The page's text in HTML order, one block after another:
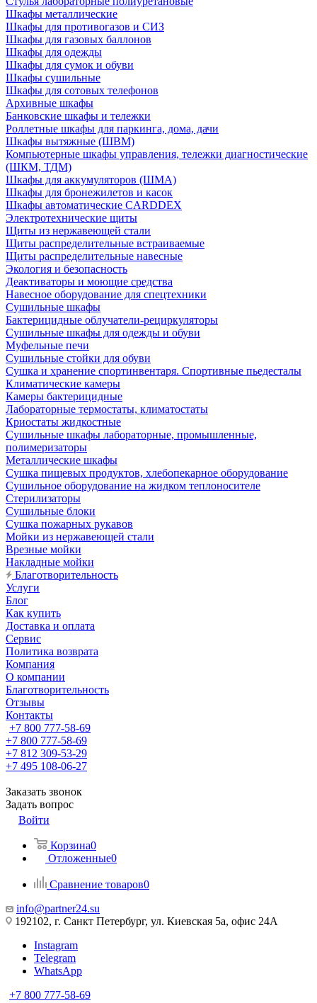
Шкафы металлические
Шкафы для противогазов и СИЗ
Шкафы для газовых баллонов
Шкафы для одежды
Шкафы для сумок и обуви
Шкафы сушильные
Шкафы для сотовых телефонов
Архивные шкафы
Банковские шкафы и тележки
Роллетные шкафы для паркинга, дома, дачи
Шкафы вытяжные (ШВМ)
Компьютерные шкафы управления, тележки диагностические
(ШКМ, ТДМ)
Шкафы для аккумуляторов (ШМА)
Шкафы для бронежилетов и касок
Шкафы автоматические CARDDEX
Электротехнические щиты
Щиты из нержавеющей стали
Щиты распределительные встраиваемые
Щиты распределительные навесные
Экология и безопасность
Деактиваторы и моющие средства
Навесное оборудование для спецтехники
Сушильные шкафы
Бактерицидные облучатели-рециркуляторы
Сушильные шкафы для одежды и обуви
Муфельные печи
Сушильные стойки для обуви
Сушка и хранение спортинвентаря. Спортивные пьедесталы
Климатические камеры
Камеры бактерицидные
Лабораторные термостаты, климатостаты
Криостаты жидкостные
Сушильные шкафы лабораторные, промышленные,
полимеризаторы
Металлические шкафы
Сушка пищевых продуктов, хлебопекарное оборудование
Сушильное оборудование на жидком теплоносителе
Стерилизаторы
Сушильные блоки
Сушка пожарных рукавов
Мойки из нержавеющей стали
Врезные мойки
Накладные мойки
Благотворительность
Услуги
Блог
Как купить
Доставка и оплата
Сервис
Политика возврата
Компания
О компании
Благотворительность
Отзывы
Контакты
+7 800 777-58-69
+7 800 777-58-69
+7 812 309-53-29
+7 495 108-06-27
Заказать звонок
Задать вопрос
Войти
Корзина0
Отложенные0
Сравнение товаров0
info@partner24.su
192102, г. Санкт Петербург, ул. Киевская 5а, офис 24А
Instagram
Telegram
WhatsApp
+7 800 777-58-69